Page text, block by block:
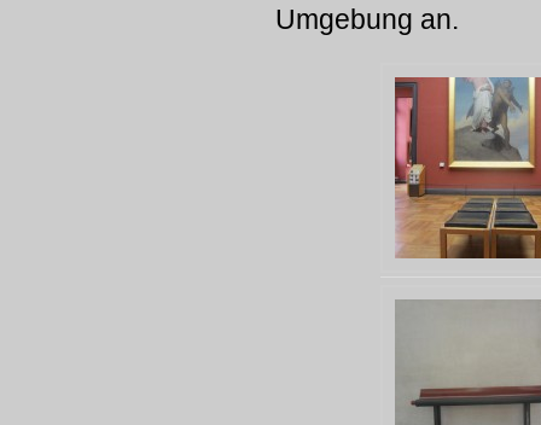
Umgebung an.